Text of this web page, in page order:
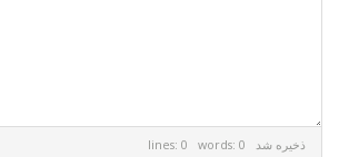
lines: 0 words: 0 ذخیره شد